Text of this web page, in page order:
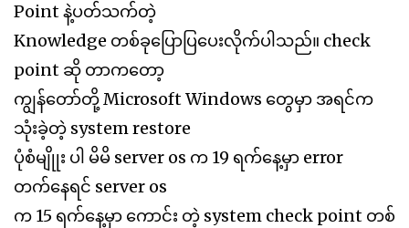
Point နဲ့ပတ်သက်တဲ့
Knowledge တစ်ခုပြောပြပေးလိုက်ပါသည်။ check
point ဆို တာကတော့
ကျွန်တော်တို့ Microsoft Windows တွေမှာ အရင်က
သုံးခဲ့တဲ့ system restore
ပုံစံမျိုုး ပါ မိမိ server os က 19 ရက်နေ့မှာ error
တက်နေရင် server os
က 15 ရက်နေ့မှာ ကောင်း တဲ့ system check point တစ်